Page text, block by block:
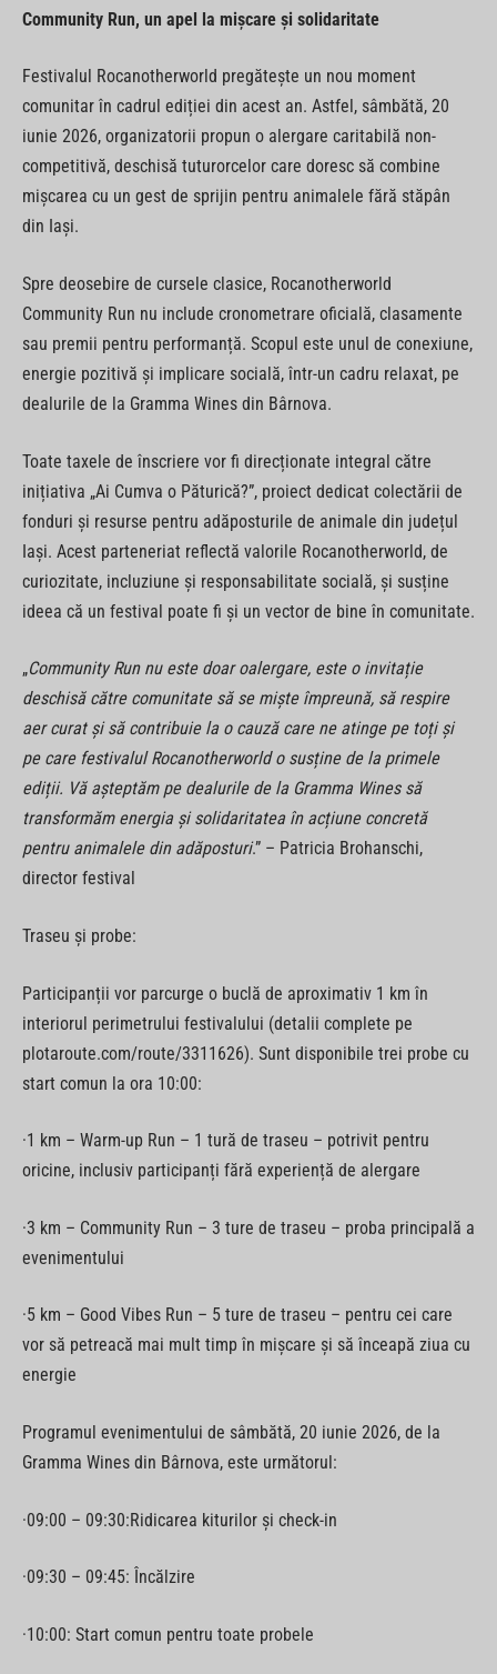
Community Run, un apel la mișcare și solidaritate
Festivalul Rocanotherworld pregătește un nou moment
comunitar în cadrul ediției din acest an. Astfel, sâmbătă, 20
iunie 2026, organizatorii propun o alergare caritabilă non-
competitivă, deschisă tuturorcelor care doresc să combine
mișcarea cu un gest de sprijin pentru animalele fără stăpân
din Iași.
Spre deosebire de cursele clasice, Rocanotherworld
Community Run nu include cronometrare oficială, clasamente
sau premii pentru performanță. Scopul este unul de conexiune,
energie pozitivă și implicare socială, într-un cadru relaxat, pe
dealurile de la Gramma Wines din Bârnova.
Toate taxele de înscriere vor fi direcționate integral către
inițiativa „Ai Cumva o Păturică?”, proiect dedicat colectării de
fonduri și resurse pentru adăposturile de animale din județul
Iași. Acest parteneriat reflectă valorile Rocanotherworld, de
curiozitate, incluziune și responsabilitate socială, și susține
ideea că un festival poate fi și un vector de bine în comunitate.
„Community Run nu este doar oalergare, este o invitație
deschisă către comunitate să se miște împreună, să respire
aer curat și să contribuie la o cauză care ne atinge pe toți și
pe care festivalul Rocanotherworld o susține de la primele
ediții. Vă așteptăm pe dealurile de la Gramma Wines să
transformăm energia și solidaritatea în acțiune concretă
pentru animalele din adăposturi.” – Patricia Brohanschi,
director festival
Traseu și probe:
Participanții vor parcurge o buclă de aproximativ 1 km în
interiorul perimetrului festivalului (detalii complete pe
plotaroute.com/route/3311626). Sunt disponibile trei probe cu
start comun la ora 10:00:
·1 km – Warm-up Run – 1 tură de traseu – potrivit pentru
oricine, inclusiv participanți fără experiență de alergare
·3 km – Community Run – 3 ture de traseu – proba principală a
evenimentului
·5 km – Good Vibes Run – 5 ture de traseu – pentru cei care
vor să petreacă mai mult timp în mișcare și să înceapă ziua cu
energie
Programul evenimentului de sâmbătă, 20 iunie 2026, de la
Gramma Wines din Bârnova, este următorul:
·09:00 – 09:30:Ridicarea kiturilor și check-in
·09:30 – 09:45: Încălzire
·10:00: Start comun pentru toate probele